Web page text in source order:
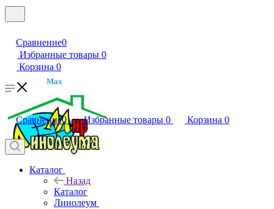
Сравнение0
Избранные товары 0
Корзина 0
Max
Сравнение0 Избранные товары 0 Корзина 0
Каталог
Назад
Каталог
Линолеум